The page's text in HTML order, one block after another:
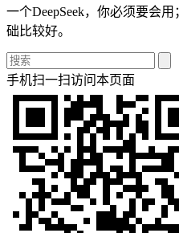
一个DeepSeek，你必须要会
础比较好。
手机扫一扫访问本页面